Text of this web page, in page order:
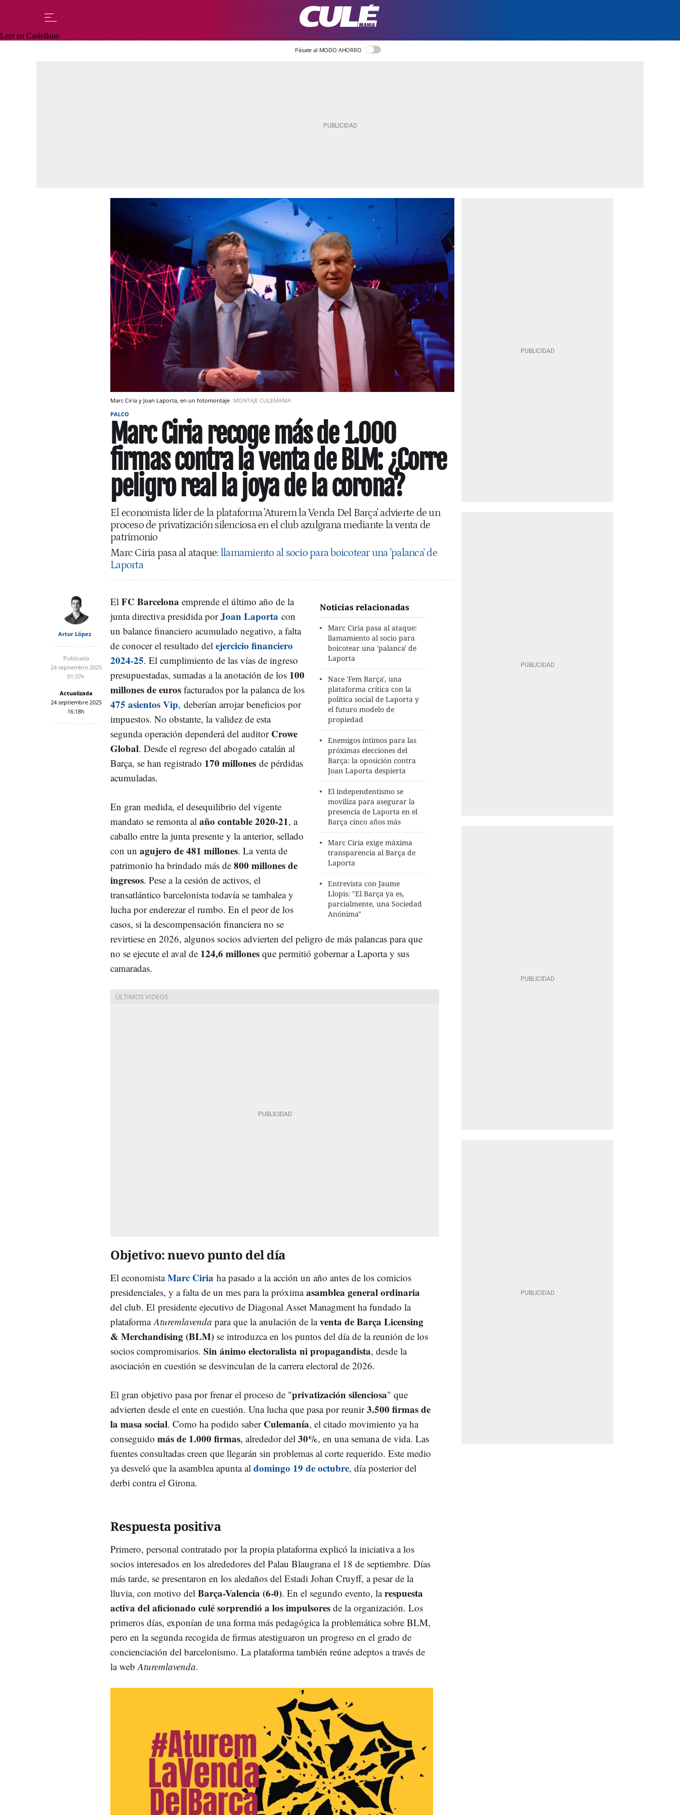
Leer en Castellano
Pásate al MODO AHORRO
Marc Ciria y Joan Laporta, en un fotomontaje MONTAJE CULEMANIA
PALCO
Marc Ciria recoge más de 1.000
firmas contra la venta de BLM: ¿Corre
peligro real la joya de la corona?
El economista líder de la plataforma 'Aturem la Venda Del Barça' advierte de un
proceso de privatización silenciosa en el club azulgrana mediante la venta de
patrimonio
Marc Ciria pasa al ataque: llamamiento al socio para boicotear una 'palanca' de
Laporta
Artur López
Publicada
24 septiembre 2025
01:37h
Actualizada
24 septiembre 2025
16:18h
Noticias relacionadas
Marc Ciria pasa al ataque:
llamamiento al socio para
boicotear una 'palanca' de
Laporta
Nace 'Fem Barça', una
plataforma crítica con la
política social de Laporta y
el futuro modelo de
propiedad
Enemigos íntimos para las
próximas elecciones del
Barça: la oposición contra
Joan Laporta despierta
El independentismo se
moviliza para asegurar la
presencia de Laporta en el
Barça cinco años más
Marc Ciria exige máxima
transparencia al Barça de
Laporta
Entrevista con Jaume
Llopis: "El Barça ya es,
parcialmente, una Sociedad
Anónima"
El FC Barcelona emprende el último año de la
junta directiva presidida porJoan Laporta con
un balance financiero acumulado negativo, a falta
de conocer el resultado del ejercicio financiero
2024-25. El cumplimiento de las vías de ingreso
presupuestadas, sumadas a la anotación de los 100
millones de euros facturados por la palanca de los
475 asientos Vip, deberían arrojar beneficios por
impuestos. No obstante, la validez de esta
segunda operación dependerá del auditor Crowe
Global. Desde el regreso del abogado catalán al
Barça, se han registrado 170 millones de pérdidas
acumuladas.
En gran medida, el desequilibrio del vigente
mandato se remonta al año contable 2020-21, a
caballo entre la junta presente y la anterior, sellado
con un agujero de 481 millones. La venta de
patrimonio ha brindado más de 800 millones de
ingresos. Pese a la cesión de activos, el
transatlántico barcelonista todavía se tambalea y
lucha por enderezar el rumbo. En el peor de los
casos, si la descompensación financiera no se
revirtiese en 2026, algunos socios advierten del peligro de más palancas para que
no se ejecute el aval de 124,6 millones que permitió gobernar a Laporta y sus
camaradas.
Objetivo: nuevo punto del día
El economistaMarc Ciria ha pasado a la acción un año antes de los comicios
presidenciales, y a falta de un mes para la próximaasamblea general ordinaria
del club. El presidente ejecutivo de Diagonal Asset Managment ha fundado la
plataforma Aturemlavenda para que la anulación de laventa de Barça Licensing
& Merchandising (BLM) se introduzca en los puntos del día de la reunión de los
socios compromisarios. Sin ánimo electoralista ni propagandista, desde la
asociación en cuestión se desvinculan de la carrera electoral de 2026.
El gran objetivo pasa por frenar el proceso de "privatización silenciosa" que
advierten desde el ente en cuestión. Una lucha que pasa por reunir3.500 firmas de
la masa social. Como ha podido saber Culemanía, el citado movimiento ya ha
conseguido más de 1.000 firmas, alrededor del 30%, en una semana de vida. Las
fuentes consultadas creen que llegarán sin problemas al corte requerido. Este medio
ya desveló que la asamblea apunta al domingo 19 de octubre, día posterior del
derbi contra el Girona.
Respuesta positiva
Primero, personal contratado por la propia plataforma explicó la iniciativa a los
socios interesados en los alrededores del Palau Blaugrana el 18 de septiembre. Días
más tarde, se presentaron en los aledaños del Estadi Johan Cruyff, a pesar de la
lluvia, con motivo del Barça-Valencia (6-0). En el segundo evento, larespuesta
activa del aficionado culé sorprendió a los impulsores de la organización. Los
primeros días, exponían de una forma más pedagógica la problemática sobre BLM,
pero en la segunda recogida de firmas atestiguaron un progreso en el grado de
concienciación del barcelonismo. La plataforma también reúne adeptos a través de
la web Aturemlavenda.